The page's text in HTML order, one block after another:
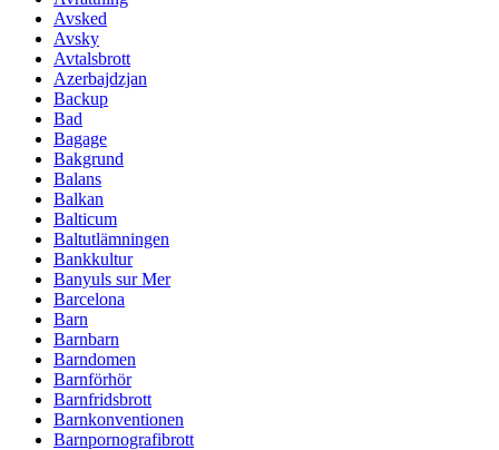
Avsked
Avsky
Avtalsbrott
Azerbajdzjan
Backup
Bad
Bagage
Bakgrund
Balans
Balkan
Balticum
Baltutlämningen
Bankkultur
Banyuls sur Mer
Barcelona
Barn
Barnbarn
Barndomen
Barnförhör
Barnfridsbrott
Barnkonventionen
Barnpornografibrott